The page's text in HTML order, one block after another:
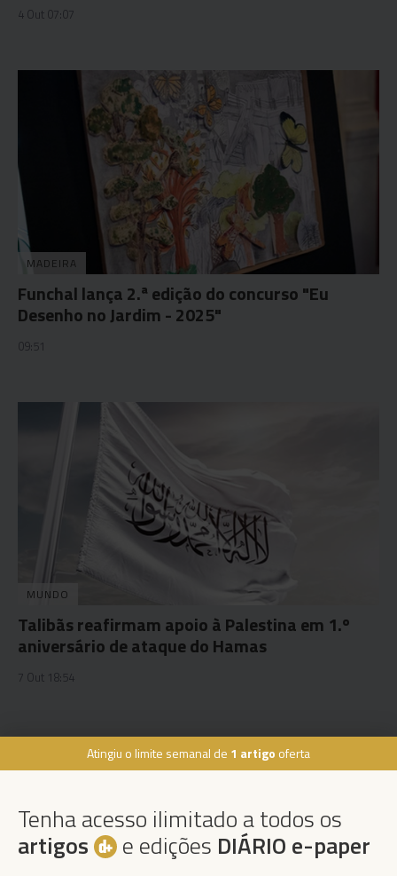
Atingiu o limite semanal de 1 artigo oferta
Tenha acesso ilimitado a todos os
artigos e edições DIÁRIO e-paper
4 Out 07:07
MADEIRA
Funchal lança 2.ª edição do concurso "Eu
Desenho no Jardim - 2025"
09:51
MUNDO
Talibãs reafirmam apoio à Palestina em 1.º
aniversário de ataque do Hamas
7 Out 18:54
291 202 300
Instale a nossa App
Podcasts ×